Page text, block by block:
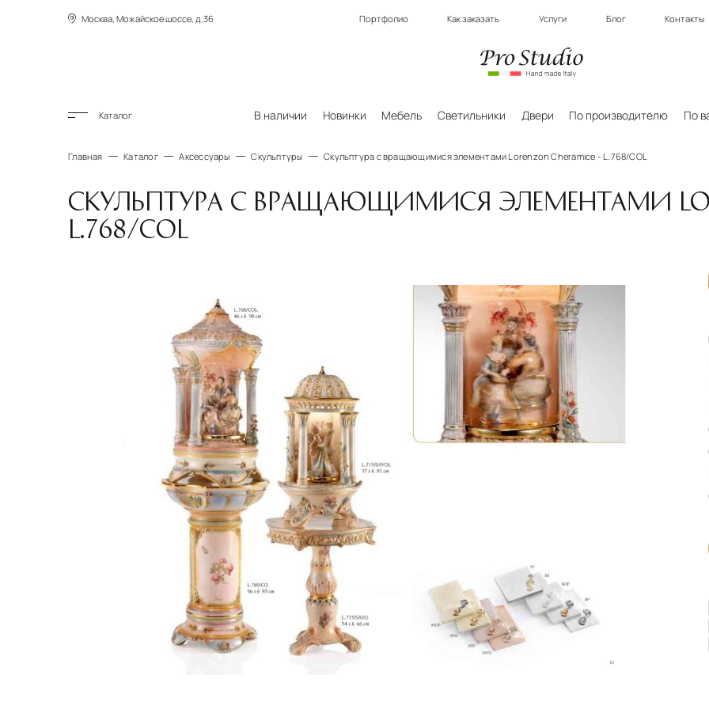
Москва, Можайское шоссе, д.36 Портфолио Как заказать Услуги Блог Контакты
Каталог В наличии Новинки Мебель Светильники Двери По производителю По
Главная Каталог Аксессуары Скульптуры Скульптура с вращающимися элементами Lorenzon Cheramice - L.768/COL
СКУЛЬПТУРА С ВРАЩАЮЩИМИСЯ ЭЛЕМЕНТАМИ
L.768/COL